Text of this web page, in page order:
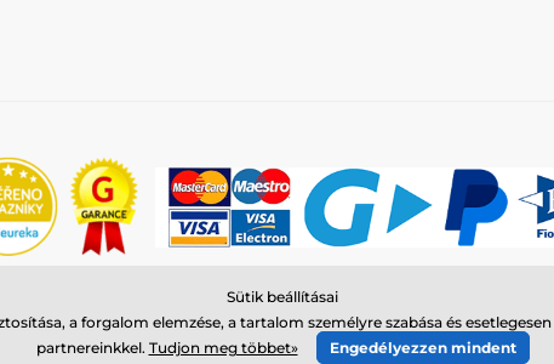
© 2026 www.reedog.hu ⦁ Webshop szolgáltatónk a
Sütik beállításai
a forgalom elemzése, a tartalom személyre szabása és
partnereinkkel. Tudjon meg többet» Engedélyezzen mindent